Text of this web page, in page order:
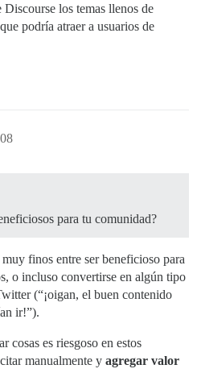
los temas llenos de
podría atraer a usuarios de
para tu comunidad?
finos entre ser beneficioso para
o incluso convertirse en algún tipo
(“¡oigan, el buen contenido
ir!”).
cosas es riesgoso en estos
manualmente y agregar valor